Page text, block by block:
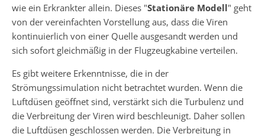
wie ein Erkrankter allein. Dieses "Stationäre Modell" geht
von der vereinfachten Vorstellung aus, dass die Viren
kontinuierlich von einer Quelle ausgesandt werden und
sich sofort gleichmäßig in der Flugzeugkabine verteilen.
Es gibt weitere Erkenntnisse, die in der
Strömungssimulation nicht betrachtet wurden. Wenn die
Luftdüsen geöffnet sind, verstärkt sich die Turbulenz und
die Verbreitung der Viren wird beschleunigt. Daher sollen
die Luftdüsen geschlossen werden. Die Verbreitung in